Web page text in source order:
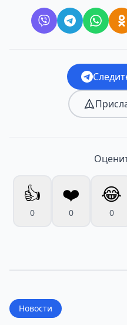
👍
0
❤️
0
😂
0
Новости